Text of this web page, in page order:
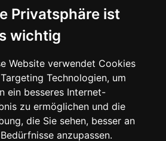
Privatsphäre ist
wichtig
Website verwendet Cookies
Technologien, um
ein besseres Internet-
zu ermöglichen und die
die Sie sehen, besser an
anzupassen.
TV